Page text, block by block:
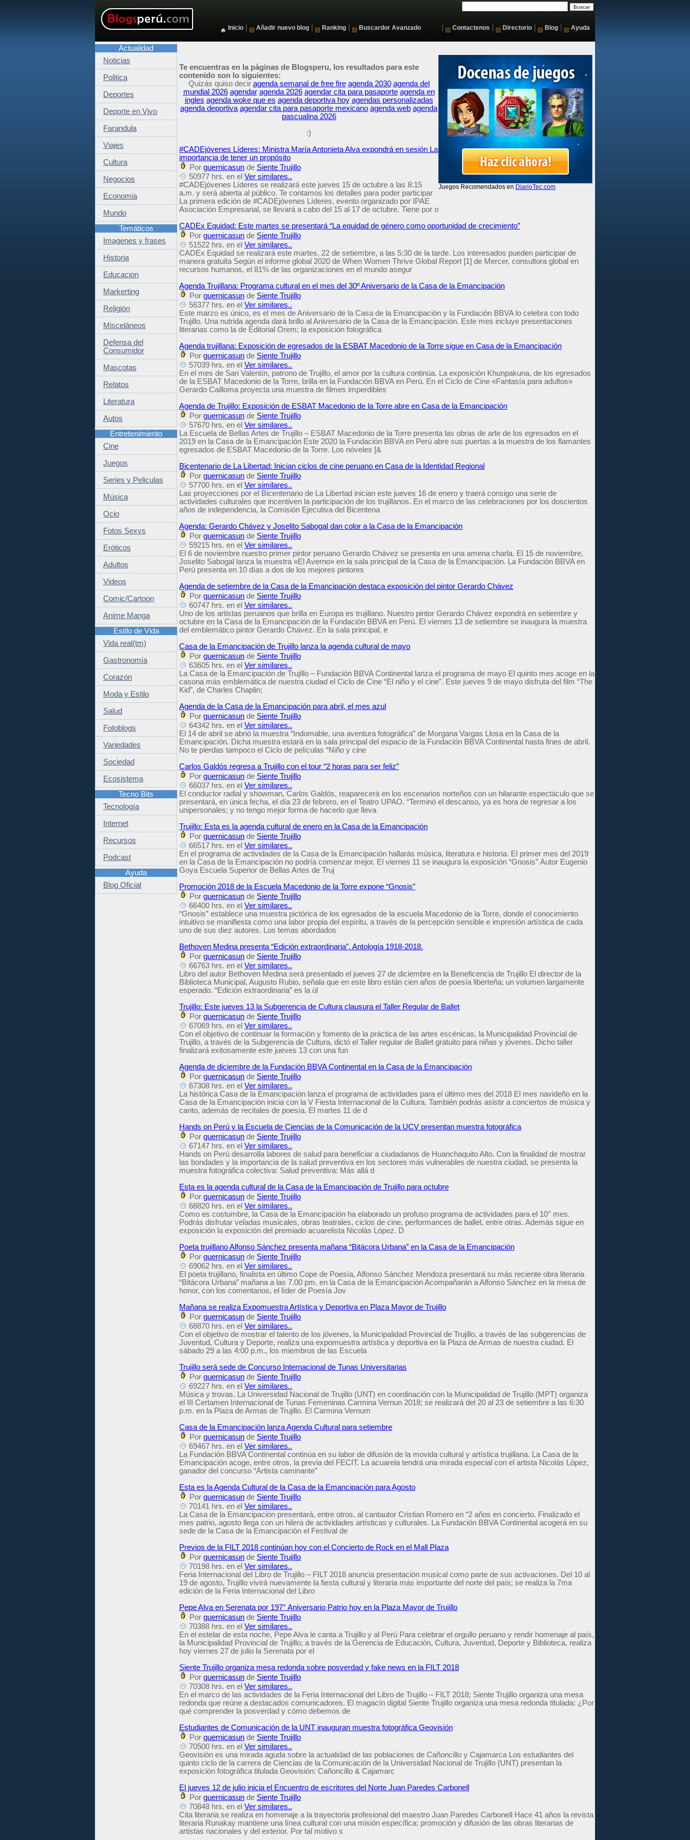
Inicio Añadir nuevo blog Ranking Buscardor Avanzado Contactenos Directorio Blog Ayuda
Te encuentras en la páginas de Blogsperu, los resultados para este
contenido son lo siguientes:
Quizás quiso decir agenda semanal de free fire agenda 2030 agenda del
mundial 2026 agendar agenda 2026 agendar cita para pasaporte agenda en
ingles agenda woke que es agenda deportiva hoy agendas personalizadas
agenda deportiva agendar cita para pasaporte mexicano agenda web agenda
pascualina 2026
:)
#CADEjóvenes Líderes: Ministra María Antonieta Alva expondrá en sesión La
importancia de tener un propósito
Por guernicasun de Siente Trujillo
50977 hrs. en el Ver similares..
#CADEjóvenes Líderes se realizará este jueves 15 de octubre a las 8:15
a.m. y será abierta al público. Te contamos los detalles para poder participar
La primera edición de #CADEjóvenes Líderes, evento organizado por IPAE
Asociación Empresarial, se llevará a cabo del 15 al 17 de octubre. Tiene por o
CADEx Equidad: Este martes se presentará “La equidad de género como oportunidad de crecimiento”
Por guernicasun de Siente Trujillo
51522 hrs. en el Ver similares..
CADEx Equidad se realizará este martes, 22 de setiembre, a las 5:30 de la tarde. Los interesados pueden participar de
manera gratuita Según el informe global 2020 de When Women Thrive Global Report [1] de Mercer, consultora global en
recursos humanos, el 81% de las organizaciones en el mundo asegur
Agenda Trujillana: Programa cultural en el mes del 30º Aniversario de la Casa de la Emancipación
Por guernicasun de Siente Trujillo
56377 hrs. en el Ver similares..
Este marzo es único, es el mes de Aniversario de la Casa de la Emancipación y la Fundación BBVA lo celebra con todo
Trujillo. Una nutrida agenda dará brillo al Aniversario de la Casa de la Emancipación. Este mes incluye presentaciones
literarias como la de Editorial Orem; la exposición fotográfica
Agenda trujillana: Exposición de egresados de la ESBAT Macedonio de la Torre sigue en Casa de la Emancipación
Por guernicasun de Siente Trujillo
57039 hrs. en el Ver similares..
En el mes de San Valentín, patrono de Trujillo, el amor por la cultura continúa. La exposición Khunpakuna, de los egresados
de la ESBAT Macedonio de la Torre, brilla en la Fundación BBVA en Perú. En el Ciclo de Cine «Fantasía para adultos»
Gerardo Cailloma proyecta una muestra de filmes imperdibles
Agenda de Trujillo: Exposición de ESBAT Macedonio de la Torre abre en Casa de la Emancipación
Por guernicasun de Siente Trujillo
57670 hrs. en el Ver similares..
La Escuela de Bellas Artes de Trujillo – ESBAT Macedonio de la Torre presenta las obras de arte de los egresados en el
2019 en la Casa de la Emancipación Este 2020 la Fundación BBVA en Perú abre sus puertas a la muestra de los flamantes
egresados de ESBAT Macedonio de la Torre. Los nóveles [&
Bicentenario de La Libertad: Inician ciclos de cine peruano en Casa de la Identidad Regional
Por guernicasun de Siente Trujillo
57700 hrs. en el Ver similares..
Las proyecciones por el Bicentenario de La Libertad inician este jueves 16 de enero y traerá consigo una serie de
actividades culturales que incentiven la participación de los trujillanos. En el marco de las celebraciones por los doscientos
años de independencia, la Comisión Ejecutiva del Bicentena
Agenda: Gerardo Chávez y Joselito Sabogal dan color a la Casa de la Emancipación
Por guernicasun de Siente Trujillo
59215 hrs. en el Ver similares..
El 6 de noviembre nuestro primer pintor peruano Gerardo Chávez se presenta en una amena charla. El 15 de noviembre,
Joselito Sabogal lanza la muestra «El Averno» en la sala principal de la Casa de la Emancipación. La Fundación BBVA en
Perú presenta en 10 días a dos de los mejores pintores
Agenda de setiembre de la Casa de la Emancipación destaca exposición del pintor Gerardo Chávez
Por guernicasun de Siente Trujillo
60747 hrs. en el Ver similares..
Uno de los artistas peruanos que brilla en Europa es trujillano. Nuestro pintor Gerardo Chávez expondrá en setiembre y
octubre en la Casa de la Emancipación de la Fundación BBVA en Perú. El viernes 13 de setiembre se inaugura la muestra
del emblemático pintor Gerardo Chávez. En la sala principal, e
Casa de la Emancipación de Trujillo lanza la agenda cultural de mayo
Por guernicasun de Siente Trujillo
63605 hrs. en el Ver similares..
La Casa de la Emancipación de Trujillo – Fundación BBVA Continental lanza el programa de mayo El quinto mes acoge en la
casona más emblemática de nuestra ciudad el Ciclo de Cine “El niño y el cine”. Este jueves 9 de mayo disfruta del film “The
Kid”, de Charles Chaplin;
Agenda de la Casa de la Emancipación para abril, el mes azul
Por guernicasun de Siente Trujillo
64342 hrs. en el Ver similares..
El 14 de abril se abrió la muestra “Indomable, una aventura fotográfica” de Morgana Vargas Llosa en la Casa de la
Emancipación. Dicha muestra estará en la sala principal del espacio de la Fundación BBVA Continental hasta fines de abril.
No te pierdas tampoco el Ciclo de películas “Niño y cine
Carlos Galdós regresa a Trujillo con el tour “2 horas para ser feliz”
Por guernicasun de Siente Trujillo
66037 hrs. en el Ver similares..
El conductor radial y showman, Carlos Galdós, reaparecerá en los escenarios norteños con un hilarante espectáculo que se
presentará, en única fecha, el día 23 de febrero, en el Teatro UPAO. “Terminó el descanso, ya es hora de regresar a los
unipersonales; y no tengo mejor forma de hacerlo que lleva
Trujillo: Esta es la agenda cultural de enero en la Casa de la Emancipación
Por guernicasun de Siente Trujillo
66517 hrs. en el Ver similares..
En el programa de actividades de la Casa de la Emancipación hallarás música, literatura e historia. El primer mes del 2019
en la Casa de la Emancipación no podría comenzar mejor. El viernes 11 se inaugura la exposición “Gnosis” Autor Eugenio
Goya Escuela Superior de Bellas Artes de Truj
Promoción 2018 de la Escuela Macedonio de la Torre expone “Gnosis”
Por guernicasun de Siente Trujillo
66400 hrs. en el Ver similares..
“Gnosis” establece una muestra pictórica de los egresados de la escuela Macedonio de la Torre, donde el conocimiento
intuitivo se manifiesta como una labor propia del espíritu, a través de la percepción sensible e impresión artística de cada
uno de sus diez autores. Los temas abordados
Bethoven Medina presenta “Edición extraordinaria”. Antología 1918-2018.
Por guernicasun de Siente Trujillo
66763 hrs. en el Ver similares..
Libro del autor Bethoven Medina será presentado el jueves 27 de diciembre en la Beneficencia de Trujillo El director de la
Biblioteca Municipal, Augusto Rubio, señala que en este libro están cien años de poesía liberteña; un volumen largamente
esperado. “Edición extraordinaria” es la úl
Trujillo: Este jueves 13 la Subgerencia de Cultura clausura el Taller Regular de Ballet
Por guernicasun de Siente Trujillo
67069 hrs. en el Ver similares..
Con el objetivo de continuar la formación y fomento de la práctica de las artes escénicas, la Municipalidad Provincial de
Trujillo, a través de la Subgerencia de Cultura, dictó el Taller regular de Ballet gratuito para niñas y jóvenes. Dicho taller
finalizará exitosamente este jueves 13 con una fun
Agenda de diciembre de la Fundación BBVA Continental en la Casa de la Emancipación
Por guernicasun de Siente Trujillo
67308 hrs. en el Ver similares..
La histórica Casa de la Emancipación lanza el programa de actividades para el último mes del 2018 El mes navideño en la
Casa de la Emancipación inicia con la V Fiesta Internacional de la Cultura. También podrás asistir a conciertos de música y
canto, además de recitales de poesía. El martes 11 de d
Hands on Perú y la Escuela de Ciencias de la Comunicación de la UCV presentan muestra fotográfica
Por guernicasun de Siente Trujillo
67147 hrs. en el Ver similares..
Hands on Perú desarrolla labores de salud para beneficiar a ciudadanos de Huanchaquito Alto. Con la finalidad de mostrar
las bondades y la importancia de la salud preventiva en los sectores más vulnerables de nuestra ciudad, se presenta la
muestra fotográfica colectiva: Salud preventiva: Más allá d
Esta es la agenda cultural de la Casa de la Emancipación de Trujillo para octubre
Por guernicasun de Siente Trujillo
68820 hrs. en el Ver similares..
Como es costumbre, la Casa de la Emancipación ha elaborado un profuso programa de actividades para el 10° mes.
Podrás disfrutar veladas musicales, obras teatrales, ciclos de cine, performances de ballet, entre otras. Además sigue en
exposición la exposición del premiado acuarelista Nicolás López. D
Poeta trujillano Alfonso Sánchez presenta mañana “Bitácora Urbana” en la Casa de la Emancipación
Por guernicasun de Siente Trujillo
69062 hrs. en el Ver similares..
El poeta trujillano, finalista en último Cope de Poesía, Alfonso Sánchez Mendoza presentará su más reciente obra literaria
“Bitácora Urbana” mañana a las 7.00 pm. en la Casa de la Emancipación Acompañarán a Alfonso Sánchez en la mesa de
honor, con los comentarios, el líder de Poesía Jov
Mañana se realiza Expomuestra Artística y Deportiva en Plaza Mayor de Trujillo
Por guernicasun de Siente Trujillo
68870 hrs. en el Ver similares..
Con el objetivo de mostrar el talento de los jóvenes, la Municipalidad Provincial de Trujillo, a través de las subgerencias de
Juventud, Cultura y Deporte, realiza una expomuestra artística y deportiva en la Plaza de Armas de nuestra ciudad. El
sábado 29 a las 4:00 p.m., los miembros de las Escuela
Trujillo será sede de Concurso Internacional de Tunas Universitarias
Por guernicasun de Siente Trujillo
69227 hrs. en el Ver similares..
Música y trovas. La Universidad Nacional de Trujillo (UNT) en coordinación con la Municipalidad de Trujillo (MPT) organiza
el III Certamen Internacional de Tunas Femeninas Carmina Vernun 2018; se realizará del 20 al 23 de setiembre a las 6:30
p.m. en la Plaza de Armas de Trujillo. El Carmina Vernum
Casa de la Emancipación lanza Agenda Cultural para setiembre
Por guernicasun de Siente Trujillo
69467 hrs. en el Ver similares..
La Fundación BBVA Continental continúa en su labor de difusión de la movida cultural y artística trujillana. La Casa de la
Emancipación acoge, entre otros, la previa del FECIT. La acuarela tendrá una mirada especial con el artista Nicolás López,
ganador del concurso “Artista caminante”
Esta es la Agenda Cultural de la Casa de la Emancipación para Agosto
Por guernicasun de Siente Trujillo
70141 hrs. en el Ver similares..
La Casa de la Emancipación presentará, entre otros, al cantautor Cristian Romero en “2 años en concierto. Finalizado el
mes patrio, agosto llega con un hilera de actividades artísticas y culturales. La Fundación BBVA Continental acogerá en su
sede de la Casa de la Emancipación el Festival de
Previos de la FILT 2018 continúan hoy con el Concierto de Rock en el Mall Plaza
Por guernicasun de Siente Trujillo
70198 hrs. en el Ver similares..
Feria Internacional del Libro de Trujillo – FILT 2018 anuncia presentación musical como parte de sus activaciones. Del 10 al
19 de agosto, Trujillo vivirá nuevamente la fiesta cultural y literaria más importante del norte del país; se realiza la 7ma
edición de la Feria Internacional del Libro
Pepe Alva en Serenata por 197° Aniversario Patrio hoy en la Plaza Mayor de Trujillo
Por guernicasun de Siente Trujillo
70388 hrs. en el Ver similares..
En el estelar de esta noche, Pepe Alva le canta a Trujillo y al Perú Para celebrar el orgullo peruano y rendir homenaje al país,
la Municipalidad Provincial de Trujillo; a través de la Gerencia de Educación, Cultura, Juventud, Deporte y Biblioteca, realiza
hoy viernes 27 de julio la Serenata por el
Siente Trujillo organiza mesa redonda sobre posverdad y fake news en la FILT 2018
Por guernicasun de Siente Trujillo
70308 hrs. en el Ver similares..
En el marco de las actividades de la Feria Internacional del Libro de Trujillo – FILT 2018; Siente Trujillo organiza una mesa
redonda que reúne a destacados comunicadores. El magacín digital Siente Trujillo organiza una mesa redonda titulada: ¿Por
qué comprender la posverdad y cómo debemos de
Estudiantes de Comunicación de la UNT inauguran muestra fotográfica Geovisión
Por guernicasun de Siente Trujillo
70500 hrs. en el Ver similares..
Geovisión es una mirada aguda sobre la actualidad de las poblaciones de Cañoncillo y Cajamarca Los estudiantes del
quinto ciclo de la carrera de Ciencias de la Comunicación de la Universidad Nacional de Trujillo (UNT) presentan la
exposición fotográfica titulada Geovisión: Cañoncillo & Cajamarc
El jueves 12 de julio inicia el Encuentro de escritores del Norte Juan Paredes Carbonell
Por guernicasun de Siente Trujillo
70848 hrs. en el Ver similares..
Cita literaria se realiza en homenaje a la trayectoria profesional del maestro Juan Paredes Carbonell Hace 41 años la revista
literaria Runakay mantiene una línea cultural con una misión específica: promoción y difusión de las obras literarias de
artistas nacionales y del exterior. Por tal motivo s
Actualidad
Noticias
Politica
Deportes
Deporte en Vivo
Farandula
Viajes
Cultura
Negocios
Economia
Mundo
Temáticos
Imagenes y frases
Historia
Educacion
Markerting
Religión
Misceláneos
Defensa del
Consumidor
Mascotas
Relatos
Literatura
Autos
Entretenimiento
Cine
Juegos
Series y Peliculas
Música
Ocio
Fotos Sexys
Eróticos
Adultos
Videos
Comic/Cartoon
Anime Manga
Estilo de Vida
Vida real(tm)
Gastronomía
Corazón
Moda y Estilo
Salud
Fotoblogs
Variedades
Sociedad
Ecosistema
Tecno Bits
Tecnología
Internet
Recursos
Podcast
Ayuda
Blog Oficial